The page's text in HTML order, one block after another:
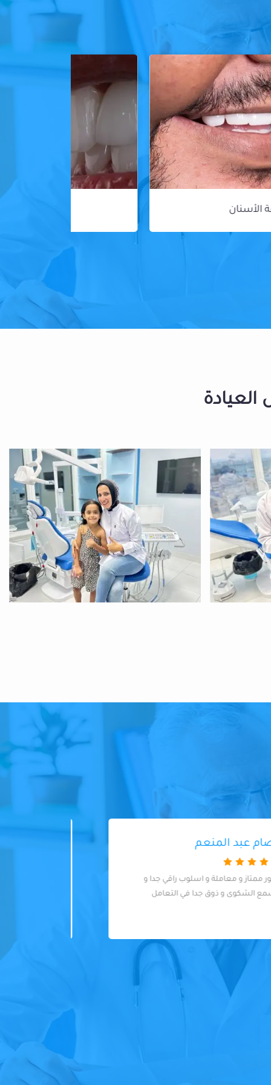
Ahmad Zakarya
I had an excellent experience at this dental
clinic! I visited based on a recommendation
extremely professional. The dentist (Dr.
Yahia) was fantastic - knowledgeable,
skilled, and so friendly. I felt well taken care
of throughout my visit. Highly
recommended!